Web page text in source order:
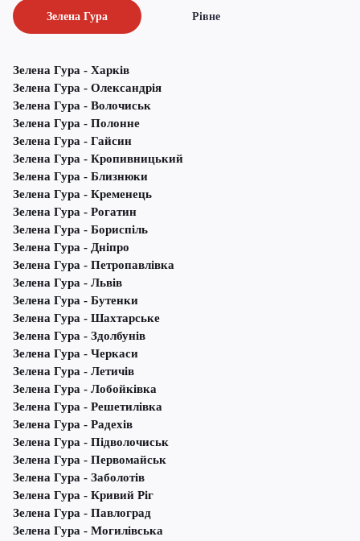
Зелена Гура Рівне
Зелена Гура - Харків
Зелена Гура - Олександрія
Зелена Гура - Волочиськ
Зелена Гура - Полонне
Зелена Гура - Гайсин
Зелена Гура - Кропивницький
Зелена Гура - Близнюки
Зелена Гура - Кременець
Зелена Гура - Рогатин
Зелена Гура - Бориспіль
Зелена Гура - Дніпро
Зелена Гура - Петропавлівка
Зелена Гура - Львів
Зелена Гура - Бутенки
Зелена Гура - Шахтарське
Зелена Гура - Здолбунів
Зелена Гура - Черкаси
Зелена Гура - Летичів
Зелена Гура - Лобойківка
Зелена Гура - Решетилівка
Зелена Гура - Радехів
Зелена Гура - Підволочиськ
Зелена Гура - Первомайськ
Зелена Гура - Заболотів
Зелена Гура - Кривий Ріг
Зелена Гура - Павлоград
Зелена Гура - Могилівська